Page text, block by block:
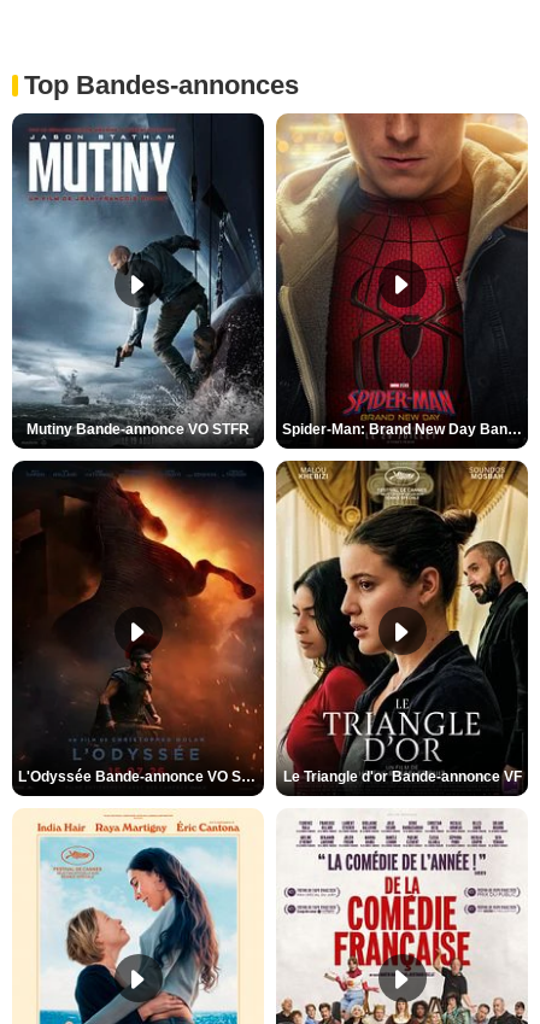
Top Bandes-annonces
Mutiny Bande-annonce VO STFR Spider-Man: Brand New Day Bande-annonce VO STFR
L'Odyssée Bande-annonce VO STFR Le Triangle d'or Bande-annonce VF